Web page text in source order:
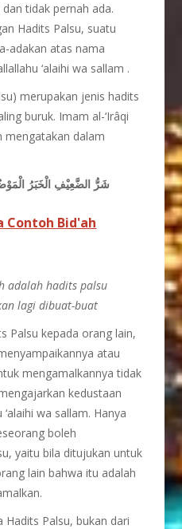
tidak pernah ada.
Hadits Palsu, suatu
adakan atas nama
‘alaihi wa sallam .
merupakan jenis hadits
buruk. Imam al-‘Irâqi
mengatakan dalam
شَرُّ الضَّعِيْفِ الْخَبَرُ
Contoh Bid'ah
adalah hadits palsu
lagi dibuat-buat
Palsu kepada orang lain,
atau
mengamalkannya tidak
kedustaan
wa sallam. Hanya
boleh
yaitu bila ditujukan untuk
lain bahwa itu adalah
Hadits Palsu, bukan dari